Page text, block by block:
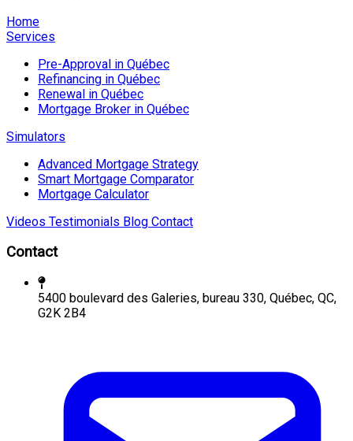
Home
Services
Pre-Approval in Québec
Refinancing in Québec
Renewal in Québec
Mortgage Broker in Québec
Simulators
Advanced Mortgage Strategy
Smart Mortgage Comparator
Mortgage Calculator
Videos Testimonials Blog Contact
Contact
5400 boulevard des Galeries, bureau 330, Québec, QC,
G2K 2B4